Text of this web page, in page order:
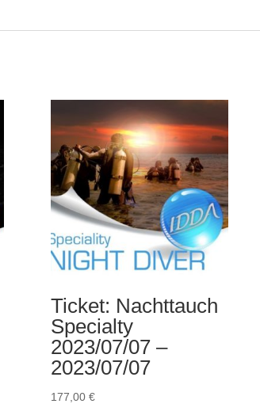
Ticket: Nachttauch
Specialty
2023/07/07 –
2023/07/07
177,00 €